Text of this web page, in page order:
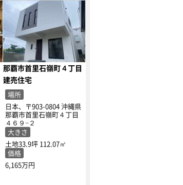
那覇市首里石嶺町４丁目
建売住宅
場所
日本、〒903-0804 沖縄県
那覇市首里石嶺町４丁目
４６９−２
大きさ
土地33.9坪 112.07㎡
価格
6,165万円